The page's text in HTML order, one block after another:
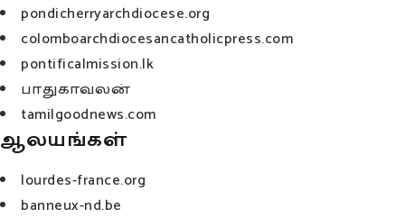
pondicherryarchdiocese.org
colomboarchdiocesancatholicpress.com
pontificalmission.lk
பாதுகாவலன்
tamilgoodnews.com
ஆலயங்கள்
lourdes-france.org
banneux-nd.be